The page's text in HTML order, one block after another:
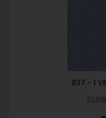
837 - 1